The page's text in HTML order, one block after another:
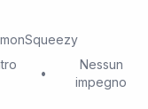
•
Nessun
impegno